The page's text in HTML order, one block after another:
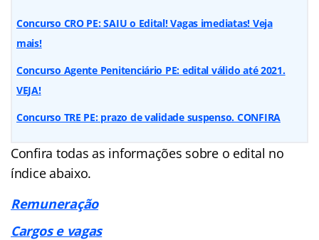
Concurso CRO PE: SAIU o Edital! Vagas imediatas! Veja
mais!
Concurso Agente Penitenciário PE: edital válido até 2021.
VEJA!
Concurso TRE PE: prazo de validade suspenso. CONFIRA
Confira todas as informações sobre o edital no
índice abaixo.
Remuneração
Cargos e vagas